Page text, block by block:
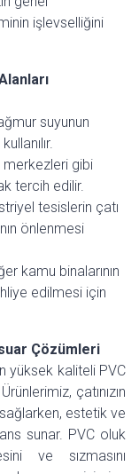
işlevselliğini
suyunun
gibi
tercih edilir.
tesislerin çatı
önlenmesi
kamu binalarının
edilmesi için
Çözümleri
yüksek kaliteli PVC
çatınızın
estetik ve
sunar. PVC oluk
ve sızmasını